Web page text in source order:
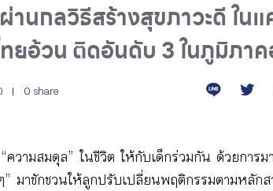
านกลวิธีสร้างสุขภาวะดี ใน
ยอ้วน ติดอันดับ 3 ในภูมิภาค
0 share
วามสมดุล” ในชีวิต ให้กับเด็กร่วมกัน ด้วยการม
มาชักชวนให้ลูกปรับเปลี่ยนพฤติกรรมตามหลั